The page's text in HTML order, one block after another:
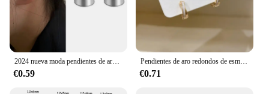
€0.59
Pendientes de aro redondos de esmalte blanco con cruz pequeña exagerada para mujer, joyería tipo C con lazo de Metal Punk de hip hop, regalo de cumpleaños
€0.71